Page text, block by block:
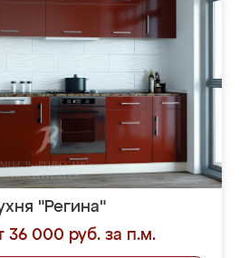
"Регина"
36 000 руб. за п.м.